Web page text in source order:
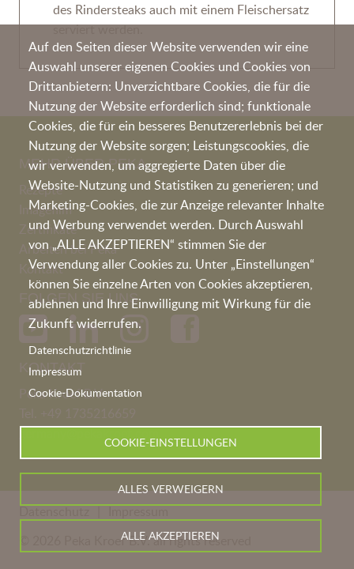
des Rindersteaks auch mit einem Fleischersatz
serviert werden.
Auf den Seiten dieser Website verwenden wir eine
Auswahl unserer eigenen Cookies und Cookies von
Drittanbietern: Unverzichtbare Cookies, die für die
Nutzung der Website erforderlich sind; funktionale
Cookies, die für ein besseres Benutzererlebnis bei der
Nutzung der Website sorgen; Leistungscookies, die
wir verwenden, um aggregierte Daten über die
Website-Nutzung und Statistiken zu generieren; und
Marketing-Cookies, die zur Anzeige relevanter Inhalte
und Werbung verwendet werden. Durch Auswahl
von „ALLE AKZEPTIEREN“ stimmen Sie der
Verwendung aller Cookies zu. Unter „Einstellungen“
können Sie einzelne Arten von Cookies akzeptieren,
ablehnen und Ihre Einwilligung mit Wirkung für die
Zukunft widerrufen.
Datenschutzrichtlinie
Impressum
Cookie-Dokumentation
COOKIE-EINSTELLUNGEN
ALLES VERWEIGERN
ALLE AKZEPTIEREN
MEHR ÜBER PEKA
Rezepte
Imagefilm
Zertifikate
Arbeiten bei Peka
Kontakt
FOLGEN SIE UNS
KONTAKT
Peka Kroef B.V
germany@pekakroef.com
Datenschutz
Impressum
© 2026 Peka Kroef B.V. all rights reserved